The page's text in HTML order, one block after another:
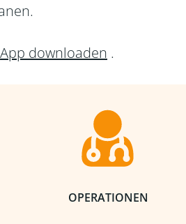
App downloaden .
OPERATIONEN